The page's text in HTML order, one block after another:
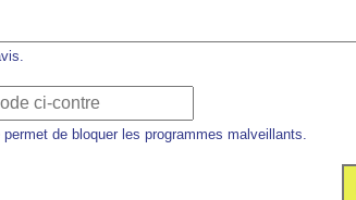
de bloquer les programmes malveillants.